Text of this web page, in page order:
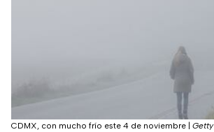
CDMX, con mucho frío este 4 de noviembre Getty